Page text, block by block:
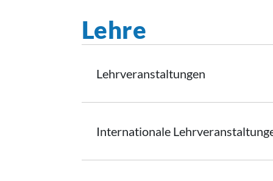
Lehre
Lehrveranstaltungen
Internationale